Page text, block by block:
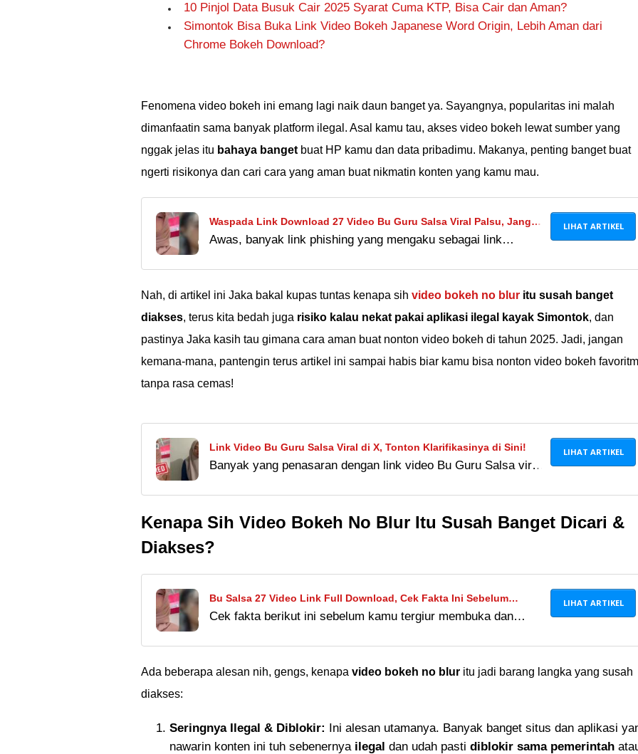
10 Pinjol Data Busuk Cair 2025 Syarat Cuma KTP, Bisa Cair dan Aman?
Simontok Bisa Buka Link Video Bokeh Japanese Word Origin, Lebih Aman dari
Chrome Bokeh Download?
Fenomena video bokeh ini emang lagi naik daun banget ya. Sayangnya, popularitas ini malah
dimanfaatin sama banyak platform ilegal. Asal kamu tau, akses video bokeh lewat sumber yang
nggak jelas itu bahaya banget buat HP kamu dan data pribadimu. Makanya, penting banget buat
ngerti risikonya dan cari cara yang aman buat nikmatin konten yang kamu mau.
Waspada Link Download 27 Video Bu Guru Salsa Viral Palsu, Jangan
Klik!
Awas, banyak link phishing yang mengaku sebagai link
LIHAT ARTIKEL
Nah, di artikel ini Jaka bakal kupas tuntas kenapa sih video bokeh no blur itu susah banget
diakses, terus kita bedah juga risiko kalau nekat pakai aplikasi ilegal kayak Simontok, dan
pastinya Jaka kasih tau gimana cara aman buat nonton video bokeh di tahun 2025. Jadi, jangan
kemana-mana, pantengin terus artikel ini sampai habis biar kamu bisa nonton video bokeh
tanpa rasa cemas!
Link Video Bu Guru Salsa Viral di X, Tonton Klarifikasinya di Sini!
Banyak yang penasaran dengan link video Bu Guru Salsa viral
LIHAT ARTIKEL
Kenapa Sih Video Bokeh No Blur Itu Susah Banget Dicari &
Diakses?
Bu Salsa 27 Video Link Full Download, Cek Fakta Ini Sebelum
Nonton!
Cek fakta berikut ini sebelum kamu tergiur membuka dan
LIHAT ARTIKEL
Ada beberapa alesan nih, gengs, kenapa video bokeh no blur itu jadi barang langka yang susah
diakses:
Seringnya Ilegal & Diblokir: Ini alesan utamanya. Banyak banget situs dan aplikasi
nawarin konten ini tuh sebenernya ilegal dan udah pasti diblokir sama pemerintah